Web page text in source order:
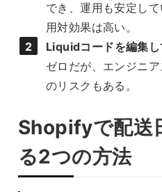
でき、運用も安定し
用対効果は高い。
Liquidコードを編集
ゼロだが、エンジニ
のリスクもある。
Shopifyで配送
る2つの方法